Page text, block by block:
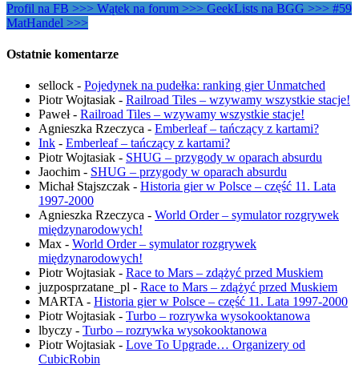
Profil na FB >>> Wątek na forum >>> GeekLists na BGG >>> #59
MatHandel >>>
Ostatnie komentarze
sellock - Pojedynek na pudełka: ranking gier Unmatched
Piotr Wojtasiak - Railroad Tiles – wzywamy wszystkie stacje!
Paweł- Railroad Tiles – wzywamy wszystkie stacje!
Agnieszka Rzeczyca - Emberleaf – tańczący z kartami?
Ink - Emberleaf – tańczący z kartami?
Piotr Wojtasiak - SHUG – przygody w oparach absurdu
Jaochim - SHUG – przygody w oparach absurdu
Michał Stajszczak - Historia gier w Polsce – część 11. Lata
1997-2000
Agnieszka Rzeczyca - World Order – symulator rozgrywek
międzynarodowych!
Max - World Order – symulator rozgrywek
międzynarodowych!
Piotr Wojtasiak - Race to Mars – zdążyć przed Muskiem
juzposprzatane_pl - Race to Mars – zdążyć przed Muskiem
MARTA - Historia gier w Polsce – część 11. Lata 1997-2000
Piotr Wojtasiak - Turbo – rozrywka wysokooktanowa
lbyczy - Turbo – rozrywka wysokooktanowa
Piotr Wojtasiak - Love To Upgrade… Organizery od
CubicRobin